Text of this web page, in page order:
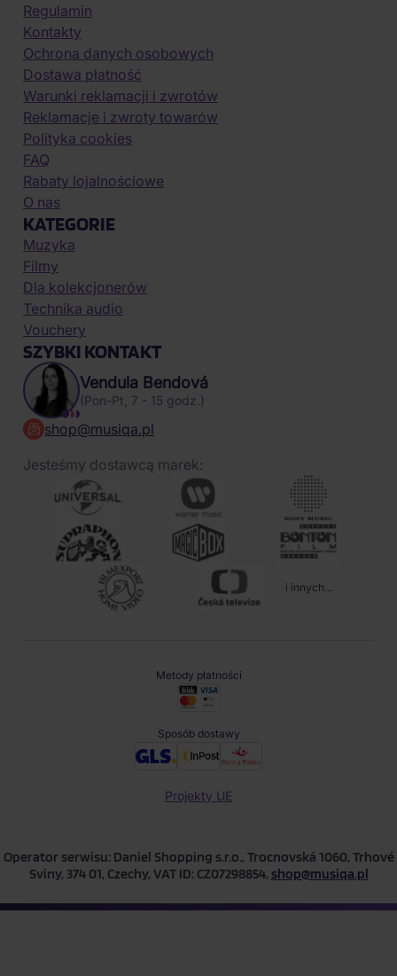
Regulamin
Kontakty
Ochrona danych osobowych
Dostawa płatność
Warunki reklamacji i zwrotów
Reklamacje i zwroty towarów
Polityka cookies
FAQ
Rabaty lojalnościowe
O nas
KATEGORIE
Muzyka
Filmy
Dla kolekcjonerów
Technika audio
Vouchery
SZYBKI KONTAKT
Vendula Bendová
(Pon-Pt, 7 - 15 godz.)
shop@musiqa.pl
Jesteśmy dostawcą marek:
i innych...
Metody płatności
Sposób dostawy
Projekty UE
Operator serwisu: Daniel Shopping s.r.o., Trocnovská 1060, Trhové
Sviny, 374 01, Czechy, VAT ID: CZ07298854, shop@musiqa.pl